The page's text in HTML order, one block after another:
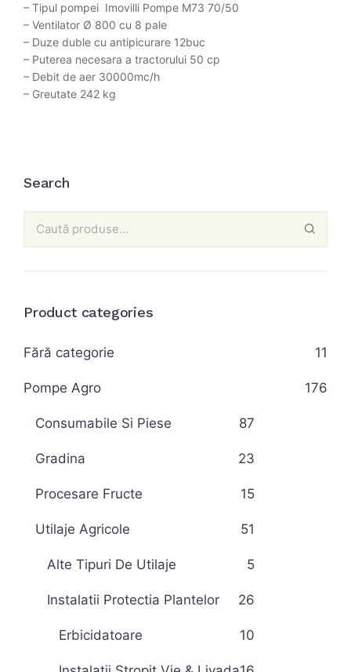
– Tipul pompei Imovilli Pompe M73 70/50
– Ventilator Ø 800 cu 8 pale
– Duze duble cu antipicurare 12buc
– Puterea necesara a tractorului 50 cp
– Debit de aer 30000mc/h
– Greutate 242 kg
Search
Product categories
Fără categorie 11
Pompe Agro 176
Consumabile Si Piese 87
Gradina 23
Procesare Fructe 15
Utilaje Agricole 51
Alte Tipuri De Utilaje 5
Instalatii Protectia Plantelor 26
Erbicidatoare 10